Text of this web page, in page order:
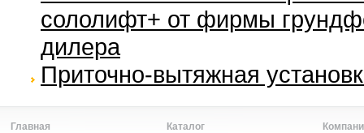
сололифт+ от фирмы
дилера
Приточно-вытяжная
Главная
Каталог